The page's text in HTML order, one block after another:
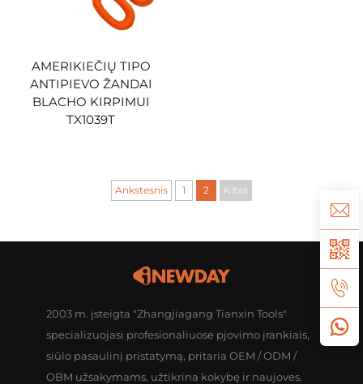
AMERIKIEČIŲ TIPO
ANTIPIEVO ŽANDAI
BLACHO KIRPIMUI
TX1039T
Ankstesnis 1 2 Kitas
2003 m. įsteigta "Zhangjiagang Tianxin Tools"
specializuojasi profesionaliuose pjovimo įrankiais,
siūlo pasaulinį pristatymą, pritaria OEM / ODM /
OBM užsakymams, užtikrina kokybę ir naujoves.